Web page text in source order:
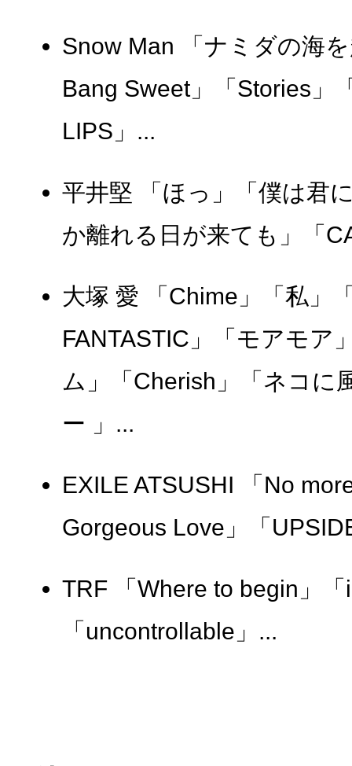
Snow Man 「ナミダの海
Bang Sweet」「Stories」
LIPS」...
平井堅 「ほっ」「僕は君
か離れる日が来ても」「
大塚 愛 「Chime」「私」
FANTASTIC」「モアモア
ム」「Cherish」「ネコに
ー 」...
EXILE ATSUSHI 「No
Gorgeous Love」「
TRF 「Where to begin」「
「uncontrollable」...